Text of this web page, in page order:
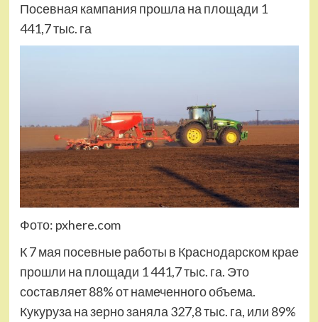
Посевная кампания прошла на площади 1
441,7 тыс. га
Фото: pxhere.com
К 7 мая посевные работы в Краснодарском крае
прошли на площади 1 441,7 тыс. га. Это
составляет 88% от намеченного объема.
Кукуруза на зерно заняла 327,8 тыс. га, или 89%